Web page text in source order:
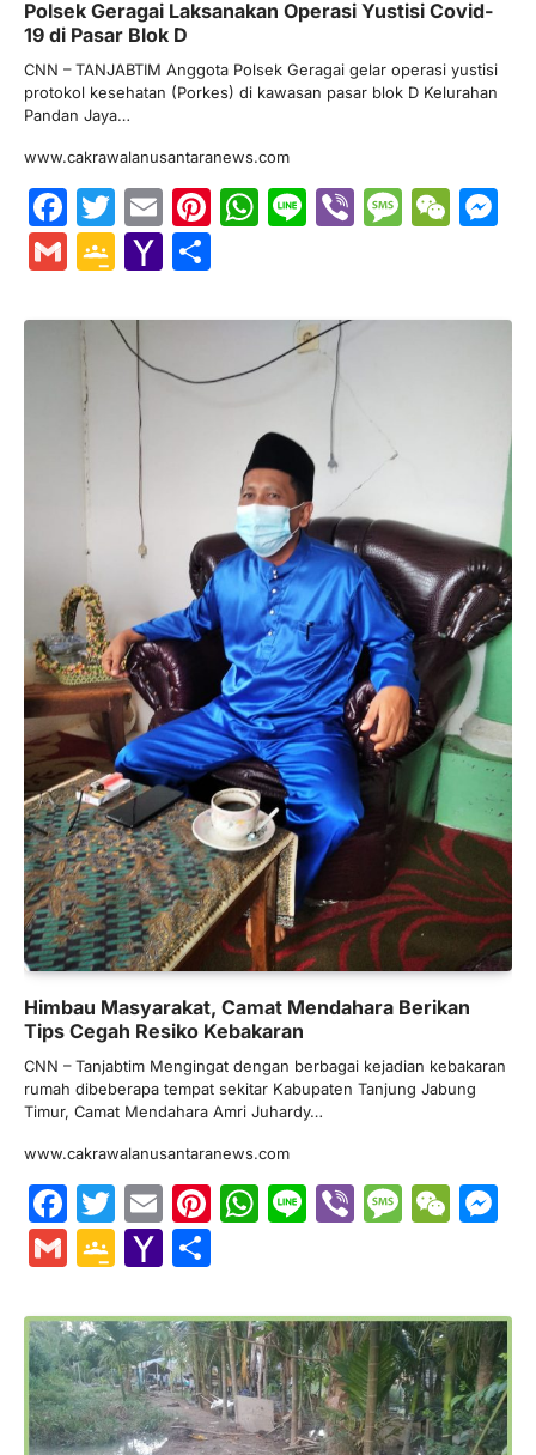
Polsek Geragai Laksanakan Operasi Yustisi Covid-
19 di Pasar Blok D
CNN – TANJABTIM Anggota Polsek Geragai gelar operasi yustisi
protokol kesehatan (Porkes) di kawasan pasar blok D Kelurahan
Pandan Jaya…
www.cakrawalanusantaranews.com
Facebook
Twitter
EmailPinterest
WhatsApp
LineViber
GmailGoogle
Yahoo
Himbau Masyarakat, Camat Mendahara Berikan
Tips Cegah Resiko Kebakaran
CNN – Tanjabtim Mengingat dengan berbagai kejadian kebakaran
rumah dibeberapa tempat sekitar Kabupaten Tanjung Jabung
Timur, Camat Mendahara Amri Juhardy…
www.cakrawalanusantaranews.com
Facebook
Twitter
EmailPinterest
WhatsApp
LineViber
GmailGoogle
Yahoo